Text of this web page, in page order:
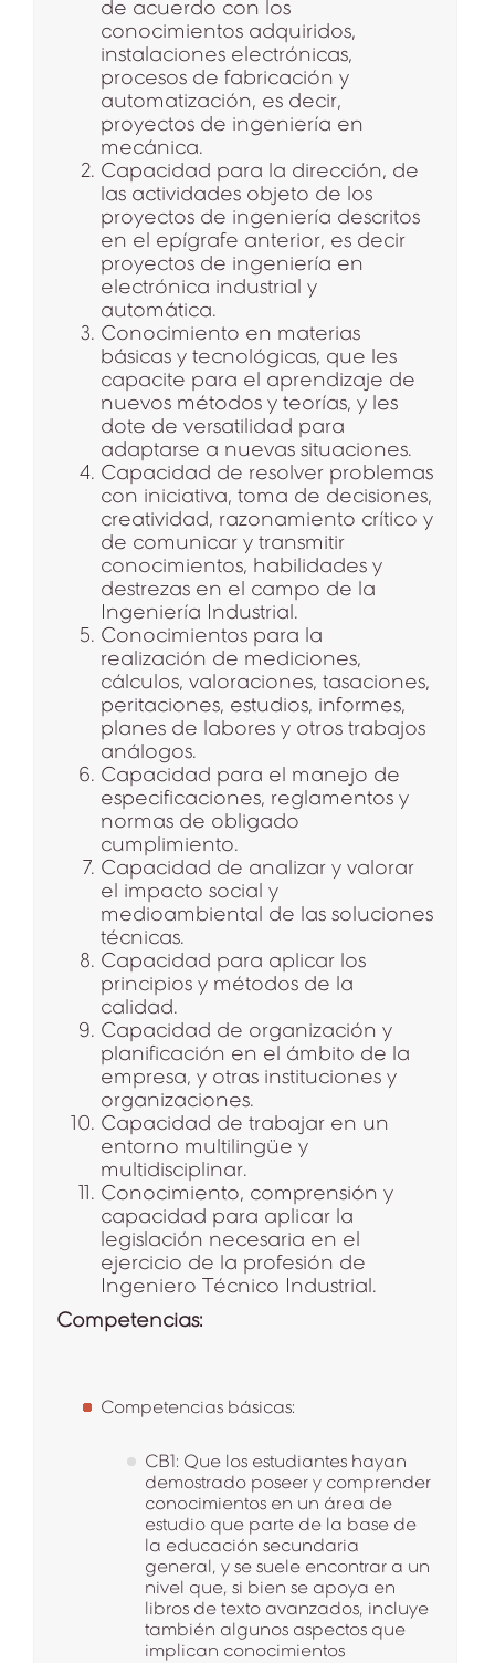
de acuerdo con los
conocimientos adquiridos,
instalaciones electrónicas,
procesos de fabricación y
automatización, es decir,
proyectos de ingeniería en
mecánica.
Capacidad para la dirección, de
las actividades objeto de los
proyectos de ingeniería descritos
en el epígrafe anterior, es decir
proyectos de ingeniería en
electrónica industrial y
automática.
Conocimiento en materias
básicas y tecnológicas, que les
capacite para el aprendizaje de
nuevos métodos y teorías, y les
dote de versatilidad para
adaptarse a nuevas situaciones.
Capacidad de resolver problemas
con iniciativa, toma de decisiones,
creatividad, razonamiento crítico y
de comunicar y transmitir
conocimientos, habilidades y
destrezas en el campo de la
Ingeniería Industrial.
Conocimientos para la
realización de mediciones,
cálculos, valoraciones, tasaciones,
peritaciones, estudios, informes,
planes de labores y otros trabajos
análogos.
Capacidad para el manejo de
especificaciones, reglamentos y
normas de obligado
cumplimiento.
Capacidad de analizar y valorar
el impacto social y
medioambiental de las soluciones
técnicas.
Capacidad para aplicar los
principios y métodos de la
calidad.
Capacidad de organización y
planificación en el ámbito de la
empresa, y otras instituciones y
organizaciones.
Capacidad de trabajar en un
entorno multilingüe y
multidisciplinar.
Conocimiento, comprensión y
capacidad para aplicar la
legislación necesaria en el
ejercicio de la profesión de
Ingeniero Técnico Industrial.
Competencias:
Competencias básicas:
CB1: Que los estudiantes hayan
demostrado poseer y comprender
conocimientos en un área de
estudio que parte de la base de
la educación secundaria
general, y se suele encontrar a un
nivel que, si bien se apoya en
libros de texto avanzados, incluye
también algunos aspectos que
implican conocimientos